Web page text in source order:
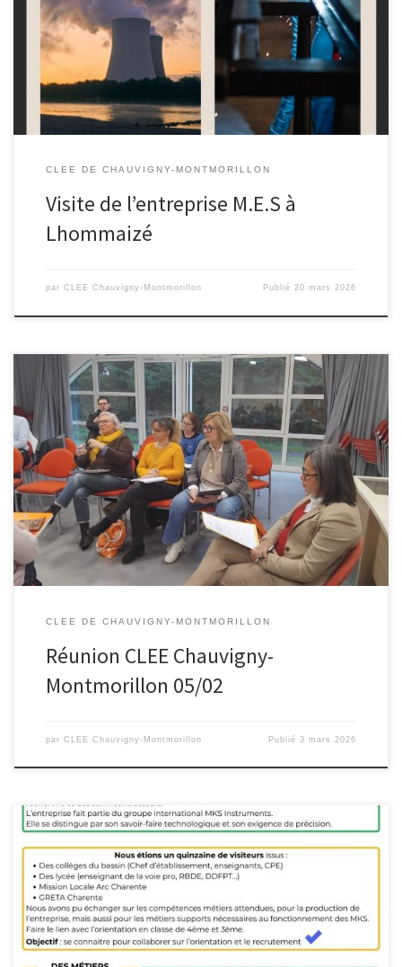
personnels ont participé à une visite de l’entreprise M.E.S,
implantée à Lhommaizé . Organisée sous l’impulsion de Mme
Catherine Alberti, proviseure du Lycée Raoul Mortier de
Montmorillon et pilote du CLEE, cette immersion […]
CLEE DE CHAUVIGNY-MONTMORILLON
Visite de l’entreprise M.E.S à
Lhommaizé
par CLEE Chauvigny-Montmorillon Publié20 mars 2026
Le Comité Local École-Entreprise (CLEE) s’est réuni le 5 février au
Lycée Raoul Mortier en présence de 18 participants, dont plusieurs
nouvelles entreprises partenaires. Mme Alberti, Proviseure du
Lycée Raoul Mortier et Pilote du CLEE, a ouvert la séance par un
rappel du fonctionnement du comité et a salué l’engagement […]
CLEE DE CHAUVIGNY-MONTMORILLON
Réunion CLEE Chauvigny-
Montmorillon 05/02
par CLEE Chauvigny-Montmorillon Publié3 mars 2026